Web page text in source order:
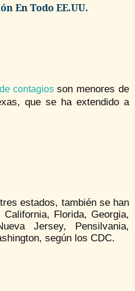
En Todo EE.UU.
contagiosson menores de
que se ha extendido a
estados, también se han
Florida, Georgia,
Jersey, Pensilvania,
según los CDC.